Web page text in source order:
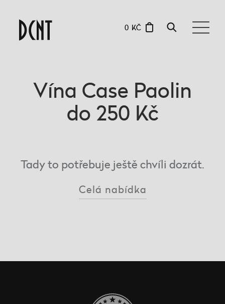
0 KČ
Vína Case Paolin
do 250 Kč
Tady to potřebuje ještě chvíli dozrát.
Celá nabídka